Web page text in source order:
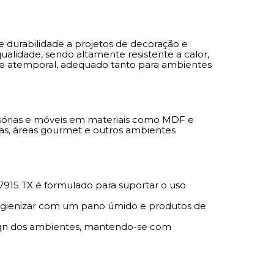
fácil de higienizar com um pano úmido e
hospitais, hotéis e escritórios. Evite sua
durabilidade a projetos de decoração e
sendo altamente resistente a calor,
atemporal, adequado tanto para ambientes
e móveis em materiais como MDF e
áreas gourmet e outros ambientes
TX é formulado para suportar o uso
com um pano úmido e produtos de
dos ambientes, mantendo-se com